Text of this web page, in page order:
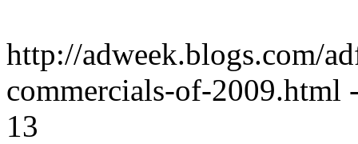
http://adweek.blogs.com/
commercials-of-2009.html
13